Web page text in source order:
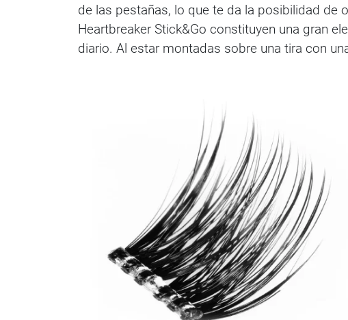
de las pestañas, lo que te da la posibilidad de
Heartbreaker Stick&Go constituyen una gran
diario. Al estar montadas sobre una tira con